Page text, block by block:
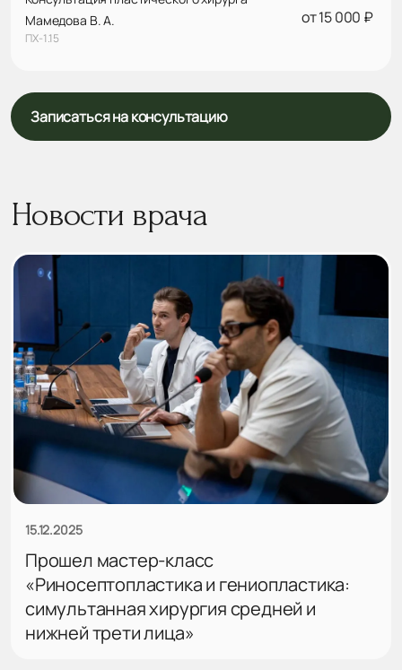
Мамедова В. А.
ПХ-1.15
от 15 000 ₽
Записаться на консультацию
Новости врача
Прошел мастер-класс
«Риносептопластика и гениопластика:
симультанная хирургия средней и
нижней трети лица»
15.12.2025